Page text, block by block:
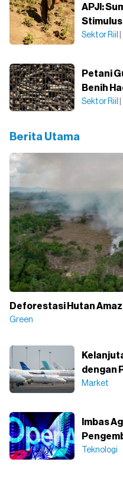
APJI:
Sektor Riil
Petani
Benih
Sektor Riil
Berita Utama
Deforestasi Hutan
Green
dengan
Market
Imbas
Teknologi